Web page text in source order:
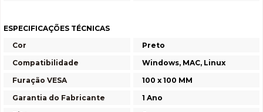
ESPECIFICAÇÕES TÉCNICAS
Cor
Preto
Compatibilidade
Windows, MAC, Linux
Furação VESA
100 x 100 MM
Garantia do Fabricante
1 Ano